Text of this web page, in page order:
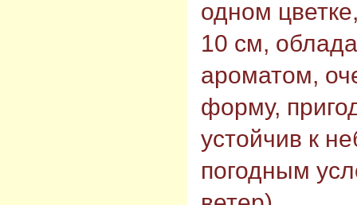
одном
10 см,
ароматом,
форму,
устойчив к
погодным